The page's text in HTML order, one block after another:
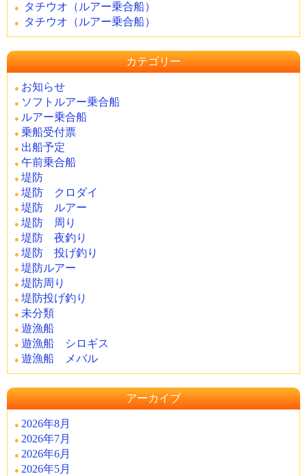
タチウオ（ルアー乗合船）
タチウオ（ルアー乗合船）
カテゴリー
お知らせ
ソフトルアー乗合船
ルアー乗合船
乗船受付票
出船予定
午前乗合船
堤防
堤防 クロダイ
堤防 ルアー
堤防 周り
堤防 夜釣り
堤防 投げ釣り
堤防ルアー
堤防周り
堤防投げ釣り
未分類
遊漁船
遊漁船 シロギス
遊漁船 メバル
アーカイブ
2026年8月
2026年7月
2026年6月
2026年5月